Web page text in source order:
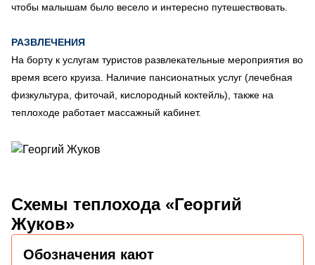
чтобы малышам было весело и интересно путешествовать.
РАЗВЛЕЧЕНИЯ
На борту к услугам туристов развлекательные мероприятия во
время всего круиза. Наличие пансионатных услуг (лечебная
физкультура, фиточай, кислородный коктейль), также на
теплоходе работает массажный кабинет.
Схемы теплохода «Георгий
Жуков»
Обозначения кают